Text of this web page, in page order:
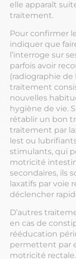
elle apparaît
traitement.
Pour confirmer
indiquer que
l’interroge sur
parfois avoir
(radiographie de
traitement
nouvelles
hygiène de vie.
rétablir un bon
traitement par
lest ou
stimulants, qui
motricité
secondaires, ils
laxatifs par voie
déclencher
D’autres
en cas de
rééducation
permettent par
motricité